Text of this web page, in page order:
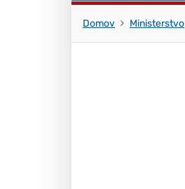
Domov Ministerstvo